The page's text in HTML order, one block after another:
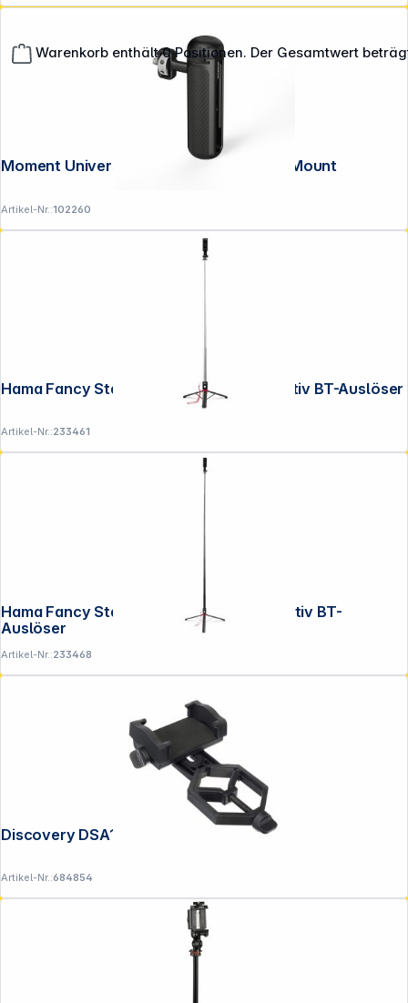
Warenkorb enthält 0 Positionen. Der Gesamtwert
Moment Universal Mobile Grip - Thread Mount
Artikel-Nr.:102260
Hama Fancy Stand 110 II Selfie-Stick-Stativ BT-Auslöser
Artikel-Nr.:233461
Hama Fancy Stand 170 II Selfie-Stick-Stativ BT-
Auslöser
Artikel-Nr.:233468
Discovery DSA10 Smartphone Adapter
Artikel-Nr.:684854
**EVP = Empfohlener Verkaufspreis des Herstellers /
Lieferanten zzgl. 19% Mwst.
Alle Preise exkl. gesetzl. Mehrwertsteuer zzgl.